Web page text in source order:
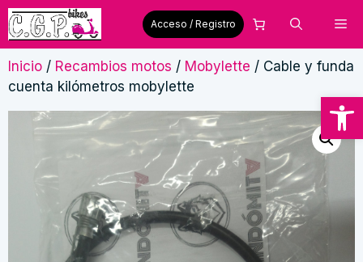
Abrir
Saltar
al
contenido
Acceso / Registro
Inicio / Recambios motos / Mobylette / Cable y funda
cuenta kilómetros mobylette